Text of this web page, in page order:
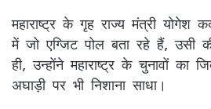
महाराष्ट्र के गृह राज्य मंत्री योगेश
में जो एग्जिट पोल बता रहे हैं, उसी
ही, उन्होंने महाराष्ट्र के चुनावों का
अघाड़ी पर भी निशाना साधा।